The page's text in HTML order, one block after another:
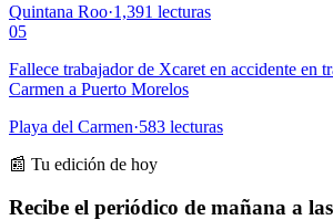
Quintana Roo·1,391 lecturas
05
Fallece trabajador de Xcaret en accidente en
Carmen a Puerto Morelos
Playa del Carmen·583 lecturas
📰 Tu edición de hoy
Recibe el periódico de mañana a